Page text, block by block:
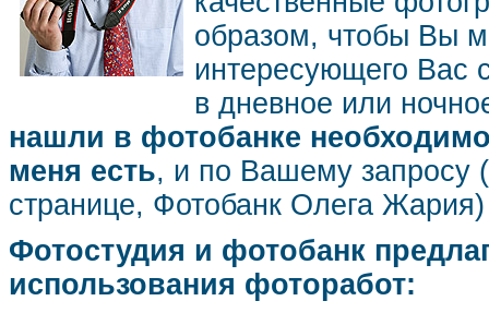
образом, чтобы Вы
интересующего Вас
в дневное или
нашли в фотобанке
меня есть, и по Вашему запросу
странице, Фотобанк Олега
Фотостудия и фотобанк
использования фоторабот: